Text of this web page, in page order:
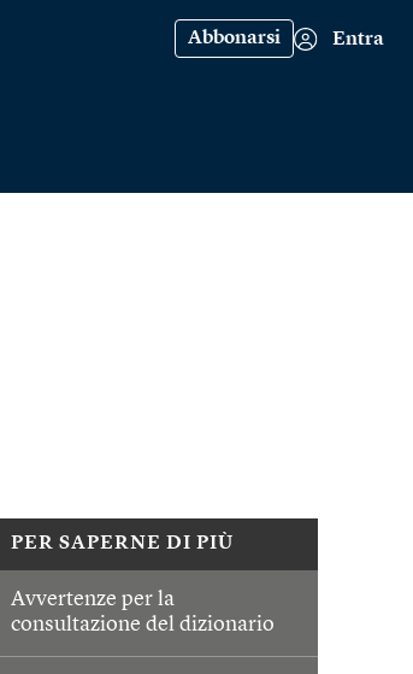
Abbonarsi Entra
PER SAPERNE DI PIÙ
Avvertenze per la
consultazione del dizionario